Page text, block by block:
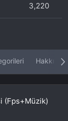
3,220
Hakkında
(Fps+Müzik)